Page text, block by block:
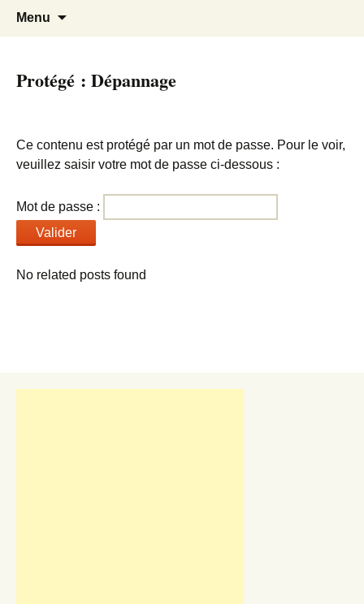
Christian Pc
Cours Dépannages informatique
Interventions rapides création de sites
Menu
Protégé : Dépannage
Ce contenu est protégé par un mot de passe. Pour le voir,
veuillez saisir votre mot de passe ci-dessous :
Mot de passe :
No related posts found